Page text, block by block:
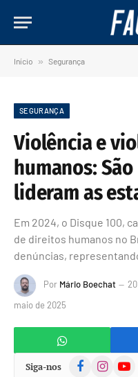
Início » Segurança
SEGURANÇA
Violência e
humanos:
lideram as
Em 2024, o Disque 100,
de direitos humanos no
denúncias,
Por Mário Boechat
maio de 2025
Siga-nos FacebookInstagram